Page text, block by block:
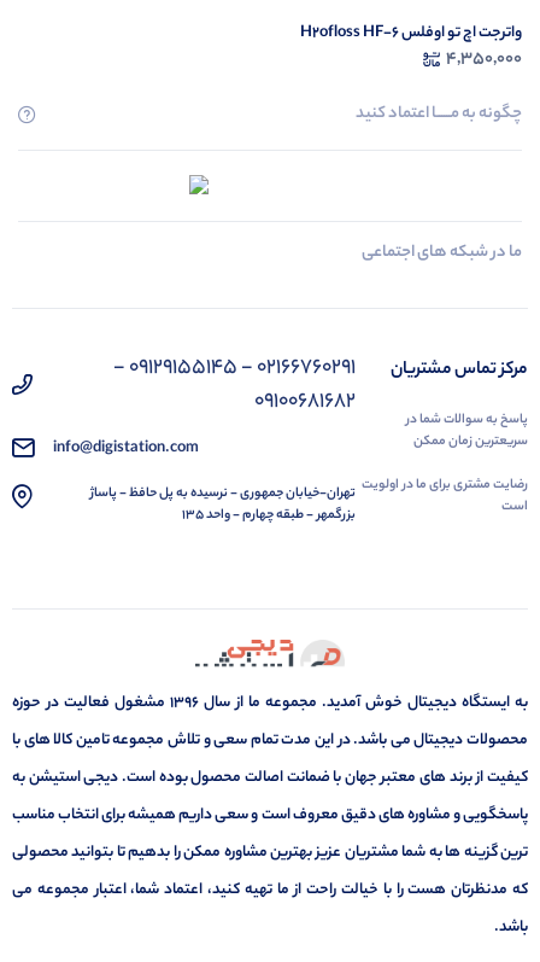
واترجت اچ تو اوفلس H2ofloss HF-6
4,350,000
چگونه به مــــــا اعتماد کنید
ما در شبکه های اجتماعی
مرکز تماس مشتریان
پاسخ به سوالات شما در
سریعترین زمان ممکن
رضایت مشتری برای ما در اولویت
است
02166760291 - 09129155145 -
09100681682
info@digistation.com
تهران-خیابان جمهوری - نرسیده به پل حافظ - پاساژ
بزرگمهر - طبقه چهارم - واحد 135
به ایستگاه دیجیتال خوش آمدید. مجموعه ما از سال 1396 مشغول فعالیت در حوزه
محصولات دیجیتال می باشد. در این مدت تمام سعی و تلاش مجموعه تامین کالا های با
کیفیت از برند های معتبر جهان با ضمانت اصالت محصول بوده است. دیجی استیشن به
پاسخگویی و مشاوره های دقیق معروف است و سعی داریم همیشه برای انتخاب مناسب
ترین گزینه ها به شما مشتریان عزیز بهترین مشاوره ممکن را بدهیم تا بتوانید محصولی
که مدنظرتان هست را با خیالت راحت از ما تهیه کنید، اعتماد شما، اعتبار مجموعه می
باشد.